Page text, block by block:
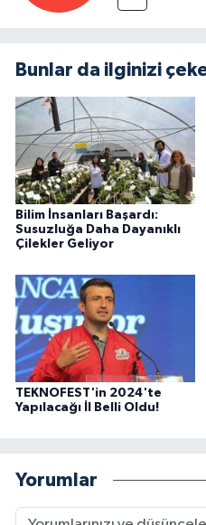
Bunlar da ilginizi
Bilim İnsanları Başardı:
Susuzluğa Daha Dayanıklı
Çilekler Geliyor
TEKNOFEST'in 2024'te
Yapılacağı İl Belli Oldu!
Yorumlar